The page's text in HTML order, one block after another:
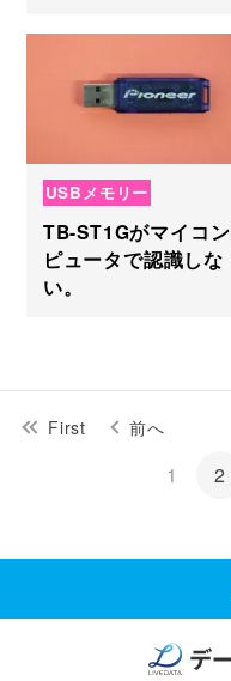
USBメモリー
TB-ST1Gがマイコン
ピュータで認識しな
い。
First 前へ
1 2